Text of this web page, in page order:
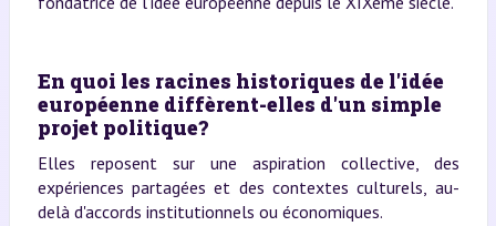
En quoi les racines historiques de l'idée
européenne diffèrent-elles d'un simple
projet politique?
Elles reposent sur une aspiration collective, des
expériences partagées et des contextes culturels, au-
delà d'accords institutionnels ou économiques.